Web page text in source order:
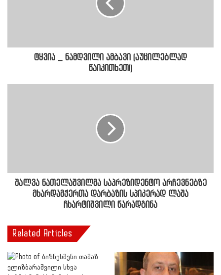
ტყვია _ ნამდვილი ამბავი (აუცილებლად
წაიკითხეთ!)
შალვა ნათელაშვილმა საპრეზიდენტო არჩევნებზე
მხარდამჭერთა დარბაზის სპიკერად ლაშა
ჩხარტიშვილი წარადგინა
Related Articles